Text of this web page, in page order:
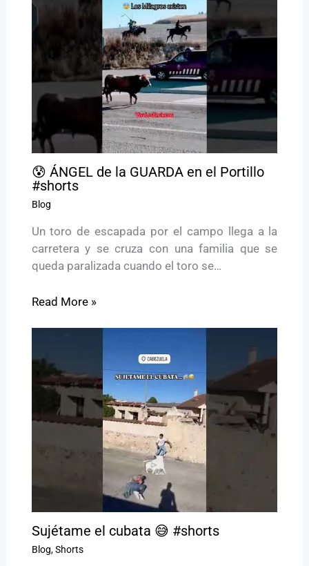
😰 ÁNGEL de la GUARDA en el Portillo
#shorts
Blog
Un toro de escapada por el campo llega a la
carretera y se cruza con una familia que se
queda paralizada cuando el toro se…
Read More »
Sujétame el cubata 😅 #shorts
Blog,Shorts